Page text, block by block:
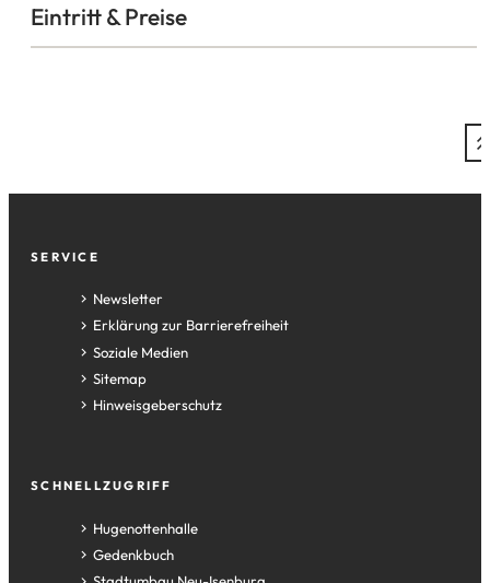
Eintritt & Preise
Fußzeile
SERVICE
Newsletter
Erklärung zur Barrierefreiheit
Soziale Medien
Sitemap
Hinweisgeberschutz
SCHNELLZUGRIFF
Hugenottenhalle
(Öffnet
in Gedenkbuch
(Öffnet